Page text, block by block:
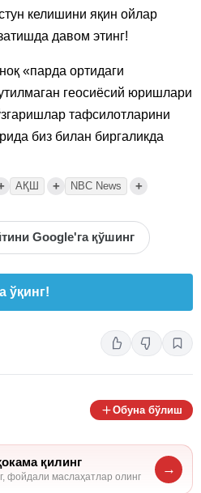
келишини яқин ойлар
давом этинг!
«парда ортидаги
геосиёсий юришлари
тафсилотларини
биз билан биргаликда
АҚШ + NBC News +
Google'га қўшинг
ўқинг!
Обуна бўлиш
қилинг
фойдали маслаҳатлар олинг
→